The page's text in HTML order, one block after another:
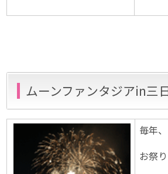
ムーンファンタジアin三
毎年
お祭